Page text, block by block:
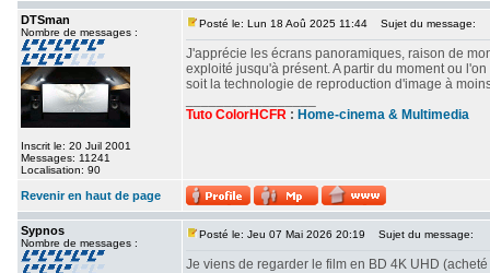
DTSman
Nombre de messages :
Inscrit le: 20 Juil 2001
Messages: 11241
Localisation: 90
Posté le: Lun 18 Aoû 2025 11:44 Sujet du message:
J'apprécie les écrans panoramiques, raison de
exploité jusqu'à présent. A partir du moment ou
soit la technologie de reproduction d'image à
Tuto ColorHCFR : Home-cinema & Multimedia
Revenir en haut de page
Sypnos
Nombre de messages :
Posté le: Jeu 07 Mai 2026 20:19 Sujet du message:
Je viens de regarder le film en BD 4K UHD